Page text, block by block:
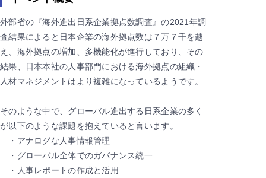
外部省の『海外進出日系企業拠点数調査』の2021年調
査結果によると日本企業の海外拠点数は７万７千を越
え、海外拠点の増加、多機能化が進行しており、その
結果、日本本社の人事部門における海外拠点の組織・
人材マネジメントはより複雑になっているようです。
そのような中で、グローバル進出する日系企業の多く
が以下のような課題を抱えていると言います。
・アナログな人事情報管理
・グローバル全体でのガバナンス統一
・人事レポートの作成と活用